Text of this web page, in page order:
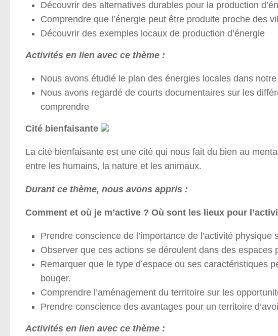
Découvrir des alternatives durables pour la production
Comprendre que l’énergie peut être produite proche des
Découvrir des exemples locaux de production d’énergie
Activités en lien avec ce thème :
Nous avons étudié le plan des énergies locales dans
Nous avons regardé de courts documentaires sur les
comprendre
Cité bienfaisante
La cité bienfaisante est une cité qui nous fait du bien au
entre les humains, la nature et les animaux.
Durant ce thème, nous avons appris :
Comment et où je m’active ? Où sont les lieux pour
Prendre conscience de l’importance de l’activité physique
Observer que ces actions se déroulent dans des espaces
Remarquer que le type d’espace ou ses caractéristiques
bouger.
Comprendre l’aménagement du territoire sur les
Prendre conscience des avantages pour un territoire
Activités en lien avec ce thème :